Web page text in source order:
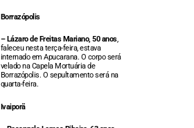
Borrazópolis
– Lázaro de Freitas Mariano, 50 anos,
faleceu nesta terça-feira, estava
internado em Apucarana. O corpo será
velado na Capela Mortuária de
Borrazópolis. O sepultamento será na
quarta-feira.
Ivaiporã